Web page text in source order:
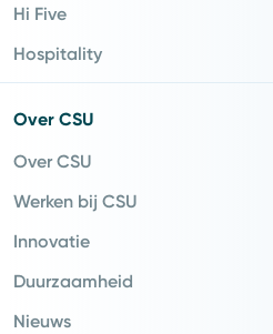
Hi Five
Hospitality
Over CSU
Over CSU
Werken bij CSU
Innovatie
Duurzaamheid
Nieuws